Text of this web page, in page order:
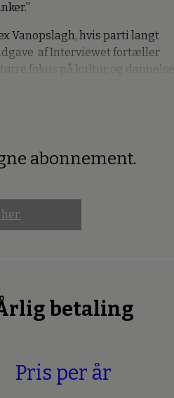
Vanopslagh, hvis parti langt
af Interviewet fortæller
fokus på kultur og dannelse.
abonnement.
betaling
Pris per år